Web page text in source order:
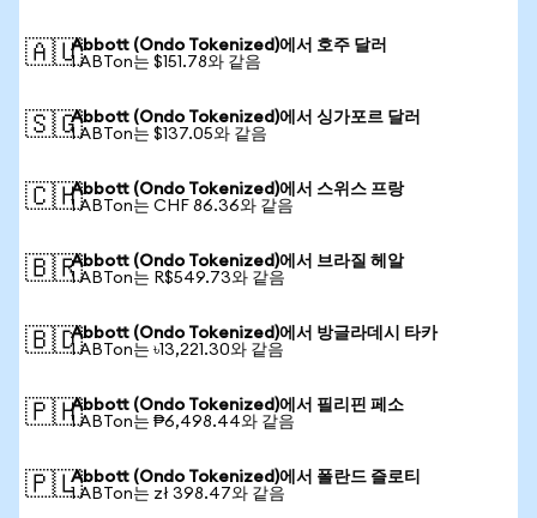
🇦🇺Abbott (Ondo Tokenized)에서 호주 달러
1 ABTon는 $151.78와 같음
🇸🇬Abbott (Ondo Tokenized)에서 싱가포르 달러
1 ABTon는 $137.05와 같음
🇨🇭Abbott (Ondo Tokenized)에서 스위스 프랑
1 ABTon는 CHF 86.36와 같음
🇧🇷Abbott (Ondo Tokenized)에서 브라질 헤알
1 ABTon는 R$549.73와 같음
🇧🇩Abbott (Ondo Tokenized)에서 방글라데시 타카
1 ABTon는 ৳13,221.30와 같음
🇵🇭Abbott (Ondo Tokenized)에서 필리핀 페소
1 ABTon는 ₱6,498.44와 같음
🇵🇱Abbott (Ondo Tokenized)에서 폴란드 즐로티
1 ABTon는 zł 398.47와 같음